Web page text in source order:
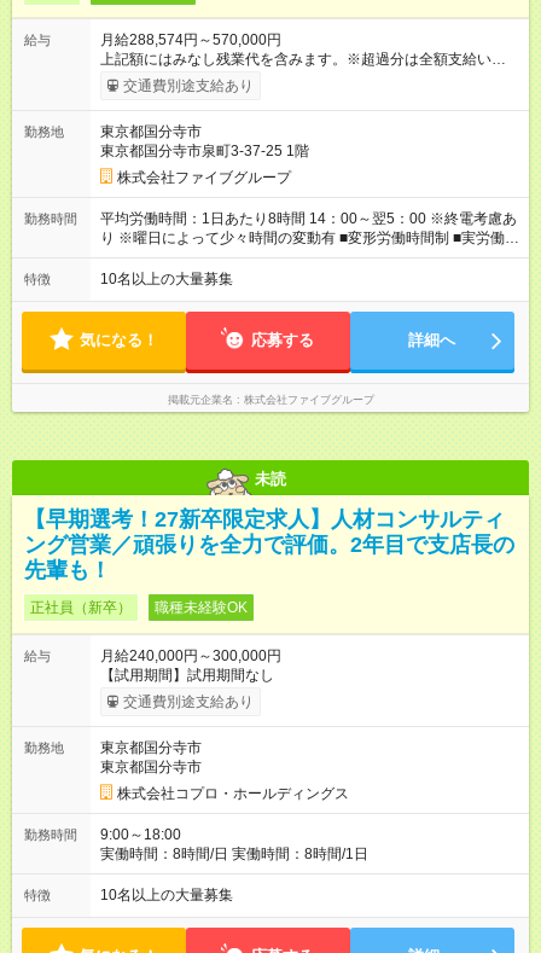
給与
月給288,574円～570,000円
上記額にはみなし残業代を含みます。※超過分は全額支給いたし
ます。 みなし残業代 55,495円／月 みなし残業時間 36時間／月
■昇給あり 年2回の給与査定による ■賞与あり ■前払い賞与あり
■残業手当あり ■交通費支給（上限3万円/月） ■引越し手当 敷
金・礼金・保証金・保険料の初期費用+荷物運搬費を支給 ※規定
あり ■積立金制度 給与ならびに賞与から積立を行える(年利2%)
シフトは22:00～翌5:00の深夜帯に入ってもらうこともありま
す。 一般的な飲食業では、この深夜帯のお給料は「みなし」と
して基本給に含まれることがしばしば・・・ でもファイブでは
ら楽しい接客は出来ません。 頑張りに対しては誠実に向き合っ
てしっかり還元することを大事にしています！ 【試用期間】試
用期間あり 試用期間の長さ：3ヶ月 雇用形態、給与は本採用時
と同じです。
交通費別途支給あり
勤務地
東京都国分寺市
東京都国分寺市泉町3-37-25 1階
株式会社ファイブグループ
勤務時間
平均労働時間：1日あたり8時間 14：00～翌5：00 ※終電考慮あ
り ※曜日によって少々時間の変動有 ■変形労働時間制 ■実労働時
間：8時間程度 ■休憩時間：1時間程度～2時間 休憩時間は勤務時
間による ■月平均所定労働時間：173時間 ■平均残業時間：42時
考慮あり ※曜日によって少々時間の変動有 ■変形労働時間制 ■実
労働時間：8時間程度 ■休憩時間：1時間程度～2時間 休憩時間は
勤務時間による ■月平均所定労働時間：173時間 ■平均残業時
間：42時間程度
特徴 10名以上の大量募集
気になる！ 応募する 詳細へ
掲載元企業名 株式会社ファイブグループ
未読
【早期選考！27新卒限定求人】人材コンサルティ
ング営業／頑張りを全力で評価。2年目で支店長の
先輩も！
正社員（新卒） 職種未経験OK
給与
月給240,000円～300,000円
【試用期間】試用期間なし
交通費別途支給あり
勤務地
東京都国分寺市
東京都国分寺市
株式会社コプロ・ホールディングス
勤務時間
9:00～18:00
実働時間：8時間/日 実働時間：8時間/1日
特徴 10名以上の大量募集